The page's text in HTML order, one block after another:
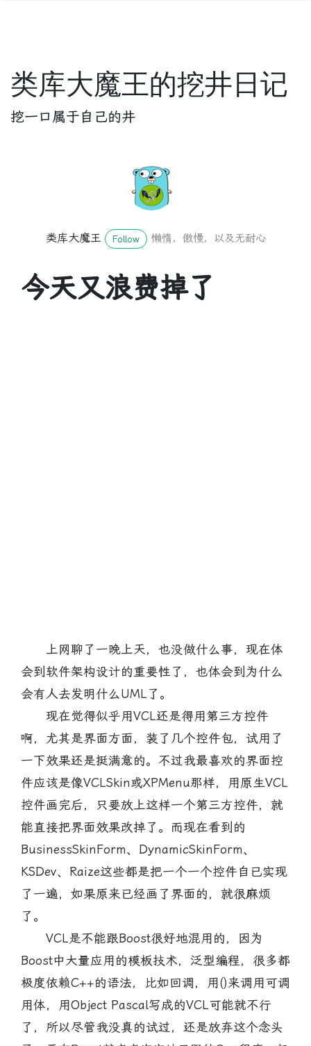
类库大魔王的挖井日记
挖一口属于自己的井
类库大魔王 Follow 懒惰，傲慢，以及无耐心
今天又浪费掉了
上网聊了一晚上天，也没做什么事，现在体
会到软件架构设计的重要性了，也体会到为什么
会有人去发明什么UML了。
现在觉得似乎用VCL还是得用第三方控件
啊，尤其是界面方面，装了几个控件包，试用了
一下效果还是挺满意的。不过我最喜欢的界面控
件应该是像VCLSkin或XPMenu那样，用原生VCL
控件画完后，只要放上这样一个第三方控件，就
能直接把界面效果改掉了。而现在看到的
BusinessSkinForm、DynamicSkinForm、
KSDev、Raize这些都是把一个一个控件自已实现
了一遍，如果原来已经画了界面的，就很麻烦
了。
VCL是不能跟Boost很好地混用的，因为
Boost中大量应用的模板技术，泛型编程，很多都
极度依赖C++的语法，比如回调，用()来调用可调
用体，用Object Pascal写成的VCL可能就不行
了，所以尽管我没真的试过，还是放弃这个念头